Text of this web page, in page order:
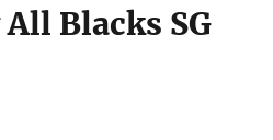
Blacks SG